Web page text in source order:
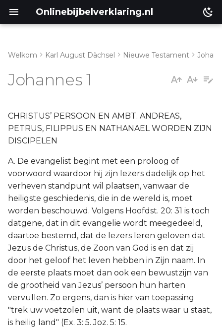
Onlinebijbelverklaring.nl
Éxodus
Leviticus
Numeri
Ruth
Prediker
Joël
Jona
Hábakuk
III. Vers 14-18
I. Vers 19-28
II. Vers 29-52
Welkom Karl August Dächsel Nieuwe Testament
Johannes 1
CHRISTUS’ PERSOON EN AMBT. ANDREAS,
PETRUS, FILIPPUS EN NATHANAEL WORDEN ZIJN
DISCIPELEN
A. De evangelist begint met een proloog of
voorwoord waardoor hij zijn lezers dadelijk op het
verheven standpunt wil plaatsen, vanwaar de
heiligste geschiedenis, die in de wereld is, moet
worden beschouwd. Volgens Hoofdst. 20: 31 is toch
datgene, dat in dit evangelie wordt meegedeeld,
daartoe bestemd, dat de lezers leren geloven dat
Jezus de Christus, de Zoon van God is en dat zij
door het geloof het leven hebben in Zijn naam. In
de eerste plaats moet dan ook een bewustzijn van
de grootheid van Jezus’ persoon hun harten
vervullen. Zo ergens, dan is hier van toepassing
"trek uw voetzolen uit, want de plaats waar u staat,
is heilig land" (Ex. 3: 5. Joz. 5: 15.